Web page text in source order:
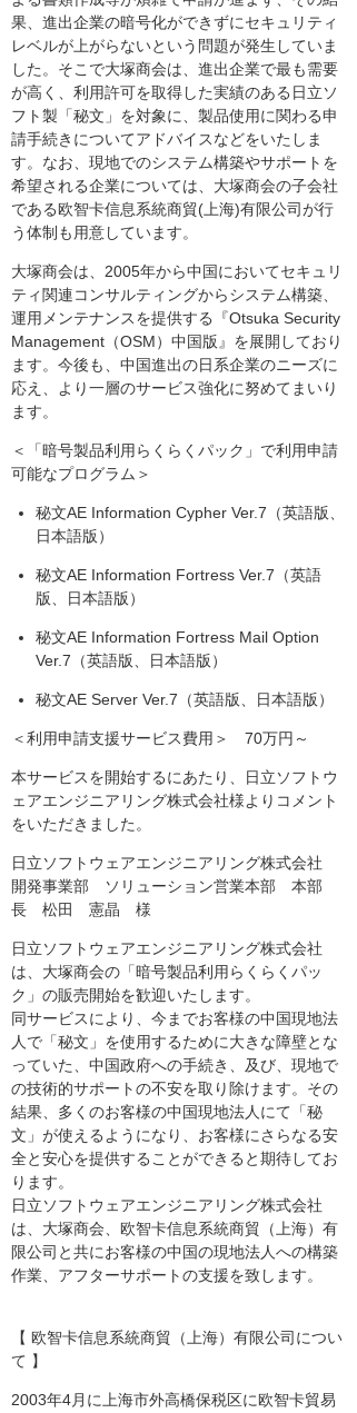
果、進出企業の暗号化ができずにセキュリティ
レベルが上がらないという問題が発生していま
した。そこで大塚商会は、進出企業で最も需要
が高く、利用許可を取得した実績のある日立ソ
フト製「秘文」を対象に、製品使用に関わる申
請手続きについてアドバイスなどをいたしま
す。なお、現地でのシステム構築やサポートを
希望される企業については、大塚商会の子会社
である欧智卡信息系統商貿(上海)有限公司が行
う体制も用意しています。
大塚商会は、2005年から中国においてセキュリ
ティ関連コンサルティングからシステム構築、
運用メンテナンスを提供する『Otsuka Security
Management（OSM）中国版』を展開しており
ます。今後も、中国進出の日系企業のニーズに
応え、より一層のサービス強化に努めてまいり
ます。
＜「暗号製品利用らくらくパック」で利用申請
可能なプログラム＞
秘文AE Information Cypher Ver.7（英語版、
日本語版）
秘文AE Information Fortress Ver.7（英語
版、日本語版）
秘文AE Information Fortress Mail Option
Ver.7（英語版、日本語版）
秘文AE Server Ver.7（英語版、日本語版）
＜利用申請支援サービス費用＞ 70万円～
本サービスを開始するにあたり、日立ソフトウ
ェアエンジニアリング株式会社様よりコメント
をいただきました。
日立ソフトウェアエンジニアリング株式会社
開発事業部 ソリューション営業本部 本部
長 松田 憲晶 様
日立ソフトウェアエンジニアリング株式会社
は、大塚商会の「暗号製品利用らくらくパッ
ク」の販売開始を歓迎いたします。
同サービスにより、今までお客様の中国現地法
人で「秘文」を使用するために大きな障壁とな
っていた、中国政府への手続き、及び、現地で
の技術的サポートの不安を取り除けます。その
結果、多くのお客様の中国現地法人にて「秘
文」が使えるようになり、お客様にさらなる安
全と安心を提供することができると期待してお
ります。
日立ソフトウェアエンジニアリング株式会社
は、大塚商会、欧智卡信息系統商貿（上海）有
限公司と共にお客様の中国の現地法人への構築
作業、アフターサポートの支援を致します。
【 欧智卡信息系統商貿（上海）有限公司につい
て 】
2003年4月に上海市外高橋保税区に欧智卡貿易